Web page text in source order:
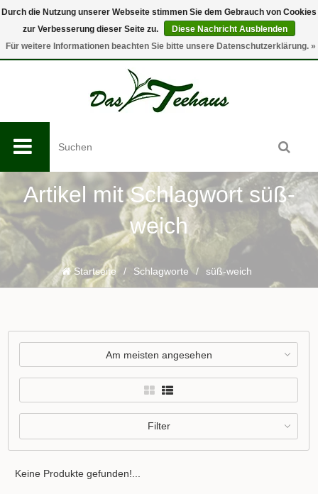
0
Artikel mit Schlagwort süß-
weich
Startseite / Schlagworte / süß-weich
Am meisten angesehen
Filter
Keine Produkte gefunden!...
Durch die Nutzung unserer Webseite stimmen Sie dem Gebrauch von Cookies
zur Verbesserung dieser Seite zu.
Diese Nachricht Ausblenden
Für weitere Informationen beachten Sie bitte unsere Datenschutzerklärung. »